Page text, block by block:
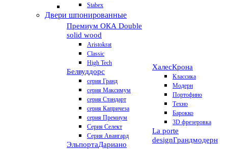
Stabex
Двери шпонированные
Премиум ОКА Double
solid wood
Aristokrat
Classic
High Tech
Белвуддорс
серия Гранд
серия Максимум
серия Стандарт
серия Капричеза
серия Премиум
Серия Селект
Серия Авангард
ЭльпортаДариано
ХалесКрона
Классика
Модерн
Портофино
Техно
Барокко
3D фрезеровка
La porte
designГрандмодерн